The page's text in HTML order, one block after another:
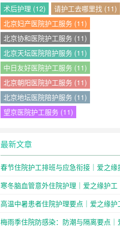
术后护理 (12)
请护工去哪里找 (11)
北京妇产医院护工服务 (11)
北京协和医院护工服务 (11)
北京天坛医院陪护服务 (11)
中日友好医院护工服务 (11)
北京朝阳医院护工服务 (11)
北京地坛医院陪护服务 (11)
望京医院护工服务 (11)
最新文章
春节住院护工排班与应急衔接｜爱之缘
寒冬脑血管意外住院护理｜爱之缘护工
高温中暑患者住院护理要点｜爱之缘护
梅雨季住院防感染：防潮与隔离要点｜